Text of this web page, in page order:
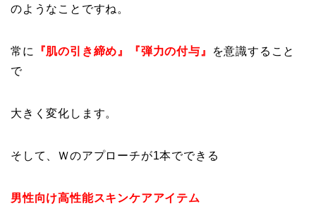
のようなことですね。
常に 『肌の引き締め』『弾力の付与』
を意識すること
で
大きく変化します。
そして、Ｗのアプローチが1本でできる
男性向け高性能スキンケアアイテム